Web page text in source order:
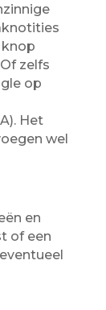
zelfs
op
Het
wel
en
of een